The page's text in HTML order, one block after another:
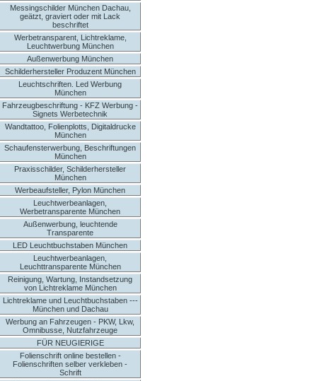
Messingschilder München Dachau,
geätzt, graviert oder mit Lack
beschriftet
Werbetransparent, Lichtreklame,
Leuchtwerbung München
Außenwerbung München
Schilderhersteller Produzent München
Leuchtschriften. Led Werbung
München
Fahrzeugbeschriftung - KFZ Werbung -
Signets Werbetechnik
Wandtattoo, Folienplotts, Digitaldrucke
München
Schaufensterwerbung, Beschriftungen
München
Praxisschilder, Schilderhersteller
München
Werbeaufsteller, Pylon München
Leuchtwerbeanlagen,
Werbetransparente München
Außenwerbung, leuchtende
Transparente
LED Leuchtbuchstaben München
Leuchtwerbeanlagen,
Leuchttransparente München
Reinigung, Wartung, Instandsetzung
von Lichtreklame München
Lichtreklame und Leuchtbuchstaben ---
München und Dachau
Werbung an Fahrzeugen - PKW, Lkw,
Omnibusse, Nutzfahrzeuge
FÜR NEUGIERIGE
Folienschrift online bestellen -
Folienschriften selber verkleben -
Schrift